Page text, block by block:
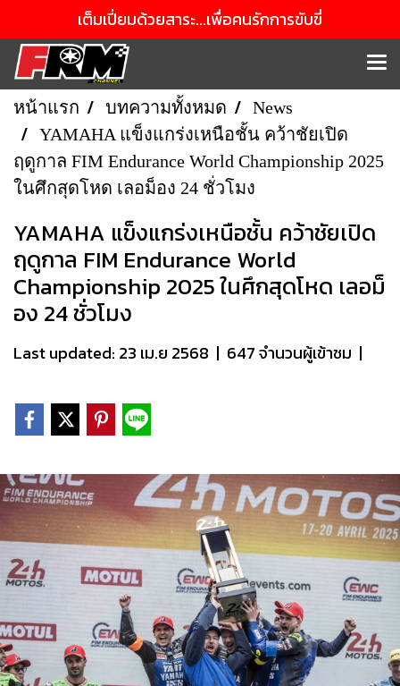
เต็มเปี่ยมด้วยสาระ...เพื่อคนรักการขับขี่
หน้าแรก บทความทั้งหมด
News
YAMAHA แข็งแกร่งเหนือชั้น คว้าชัยเปิด
ฤดูกาล FIM Endurance World Championship 2025
ในศึกสุดโหด เลอม็อง 24 ชั่วโมง
YAMAHA แข็งแกร่งเหนือชั้น คว้าชัยเปิด
ฤดูกาล FIM Endurance World
Championship 2025 ในศึกสุดโหด เลอม็
อง 24 ชั่วโมง
Last updated: 23 เม.ย 2568 | 647 จำนวนผู้เข้าชม |